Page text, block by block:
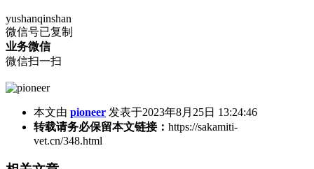
yushanqinshan
微信号已复制
业务微信
微信扫一扫
本文由 pioneer 发表于2023年8月25日 13:24:46
转载请务必保留本文链接： https://sakamiti-
vet.cn/348.html